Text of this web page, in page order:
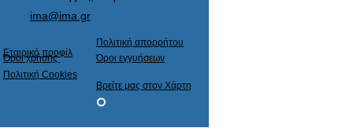
ima@ima.gr
Πολιτική απορρήτου
​Όροι χρήσης
​Όροι εγγυήσεων
Πολιτική Cookies
Εταιρικό προφίλ
Βρείτε μας στον Χάρτη